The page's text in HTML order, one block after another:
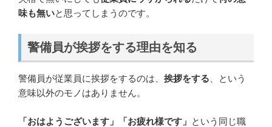
味も無いと思ってしまうのです。
警備員が挨拶をする理由を知る
警備員が従業員に挨拶をするのは、 挨拶をする 、という
意味以外のモノはありません。
「おはようございます」「お疲れ様です」 という同じ職